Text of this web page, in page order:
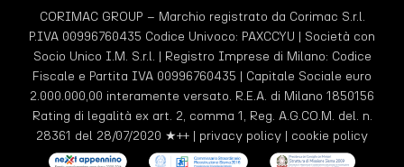
CORIMAC GROUP – Marchio registrato da Corimac S.r.l.
P.IVA 00996760435 Codice Univoco: PAXCCYU | Società con
Socio Unico I.M. S.r.l. | Registro Imprese di Milano: Codice
Fiscale e Partita IVA 00996760435 | Capitale Sociale euro
2.000.000,00 interamente versato. R.E.A. di Milano 1850156
Rating di legalità ex art. 2, comma 1, Reg. A.G.CO.M. del. n.
28361 del 28/07/2020 ★++ | privacy policy | cookie policy